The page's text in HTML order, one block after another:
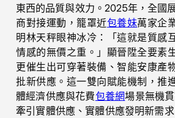
東西的品質與效力。2025年，全國
商對接運動，籠罩近包養妹萬家企
明林天秤眼神冰冷：「這就是質感
情感的無價之重。」顯晉陞全要素
更催生出可穿著裝備、智能安康產
批新供應。這一雙向賦能機制，推
體經濟供應與花費包養網場景無機
牽引實體供應、實體供應發明新需